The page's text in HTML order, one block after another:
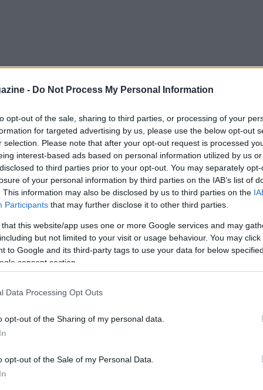
- Do Not Process My Personal Information
opt-out of the sale, sharing to third parties, or processing of your
for targeted advertising by us, please use the below opt-out
selection. Please note that after your opt-out request is processed
interest-based ads based on personal information utilized by us
to third parties prior to your opt-out. You may separately
of your personal information by third parties on the IAB’s list of
This information may also be disclosed by us to third parties on the
Participants that may further disclose it to other third parties.
that this website/app uses one or more Google services and may
but not limited to your visit or usage behaviour. You may
to Google and its third-party tags to use your data for below
consent section.
Data Processing Opt Outs
opt-out of the Sharing of my personal data.
opt-out of the Sale of my Personal Data.
darà il via alla nuova stagione contro Rayo
identico alla versione vista durante
25 maggio contro l’Atletico Madrid. La
l’espansione della gradinata (per poter
in sospeso e sono previste per il
non influiranno sul regolare